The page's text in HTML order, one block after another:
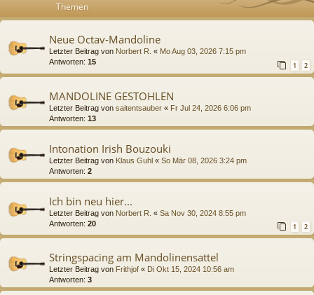
Themen
Neue Octav-Mandoline
Letzter Beitrag von Norbert R. « Mo Aug 03, 2026 7:15 pm
Antworten: 15 1 2
MANDOLINE GESTOHLEN
Letzter Beitrag von saitentsauber « Fr Jul 24, 2026 6:06 pm
Antworten: 13
Intonation Irish Bouzouki
Letzter Beitrag von Klaus Guhl « So Mär 08, 2026 3:24 pm
Antworten: 2
Ich bin neu hier...
Letzter Beitrag von Norbert R. « Sa Nov 30, 2024 8:55 pm
Antworten: 20 1 2
Stringspacing am Mandolinensattel
Letzter Beitrag von Frithjof « Di Okt 15, 2024 10:56 am
Antworten: 3